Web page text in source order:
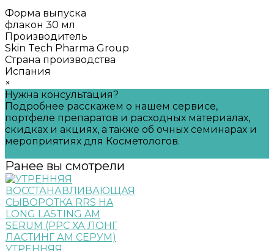
Форма выпуска
флакон 30 мл
Производитель
Skin Tech Pharma Group
Страна производства
Испания
×
Нужна консультация?
Подробнее расскажем о нашем сервисе,
портфеле препаратов и расходных материалах,
скидках и акциях, а также об очных семинарах и
мероприятиях для Косметологов.
Ранее вы смотрели